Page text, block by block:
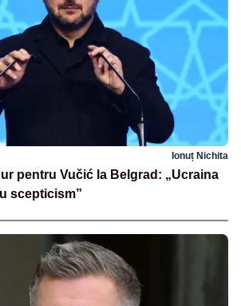
Ionuț Nichita
pentru Vučić la Belgrad: „Ucraina
scepticism”